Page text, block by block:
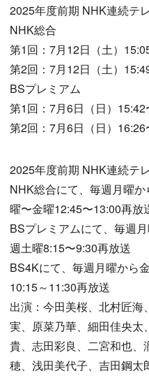
2025年度前期 NHK連続テ
NHK総合
第1回：7月12日（土）
第2回：7月12日（土）
BSプレミアム
第1回：7月6日（日）15:42
第2回：7月6日（日）16:26
2025年度前期 NHK連続テ
NHK総合にて、毎週月曜
曜〜金曜12:45〜13:00再放
BSプレミアムにて、毎週
週土曜8:15〜9:30再放送
BS4Kにて、毎週月曜から
10:15～11:30再放送
出演：今田美桜、北村匠
実、原菜乃華、細田佳央太
貴、志田彩良、二宮和也
穂、浅田美代子、吉田鋼